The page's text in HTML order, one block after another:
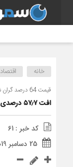
خانه اقتصاد
قیمت‌ 64 درصد گران شد
افت ۵۷٫۷ درصدی معاملات مسکن در تابستان
کد خبر : 61
25 دسامبر 2019 - 7:50